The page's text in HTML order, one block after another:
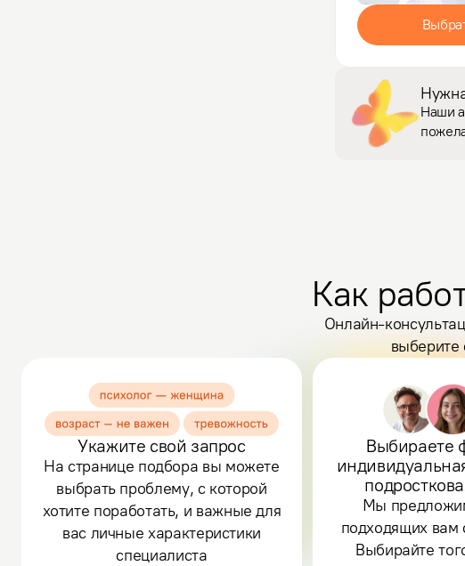
Наши
Как
Онлайн-
выберите
Укажите свой запрос
На странице подбора вы можете
выбрать проблему, с которой
хотите поработать, и важные для
вас личные характеристики
специалиста
Выбираете
Мы
подходящих вам
Выбирайте